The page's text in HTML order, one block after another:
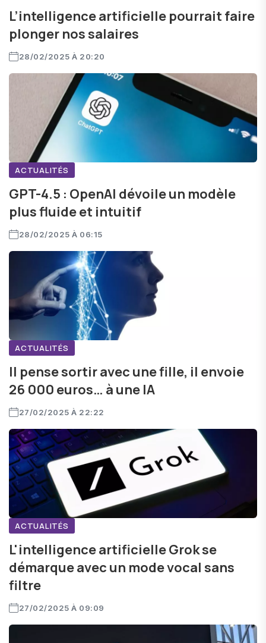
L’intelligence artificielle pourrait faire
plonger nos salaires
28/02/2025 À 20:20
ACTUALITÉS
GPT-4.5 : OpenAI dévoile un modèle
plus fluide et intuitif
28/02/2025 À 06:15
ACTUALITÉS
Il pense sortir avec une fille, il envoie
26 000 euros… à une IA
27/02/2025 À 22:22
ACTUALITÉS
L'intelligence artificielle Grok se
démarque avec un mode vocal sans
filtre
27/02/2025 À 09:09